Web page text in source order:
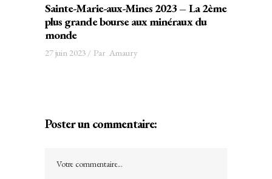
Sainte-Marie-aux-Mines 2023 – La 2ème
plus grande bourse aux minéraux du
monde
27 juin 2023 Par Amaury
Poster un commentaire: